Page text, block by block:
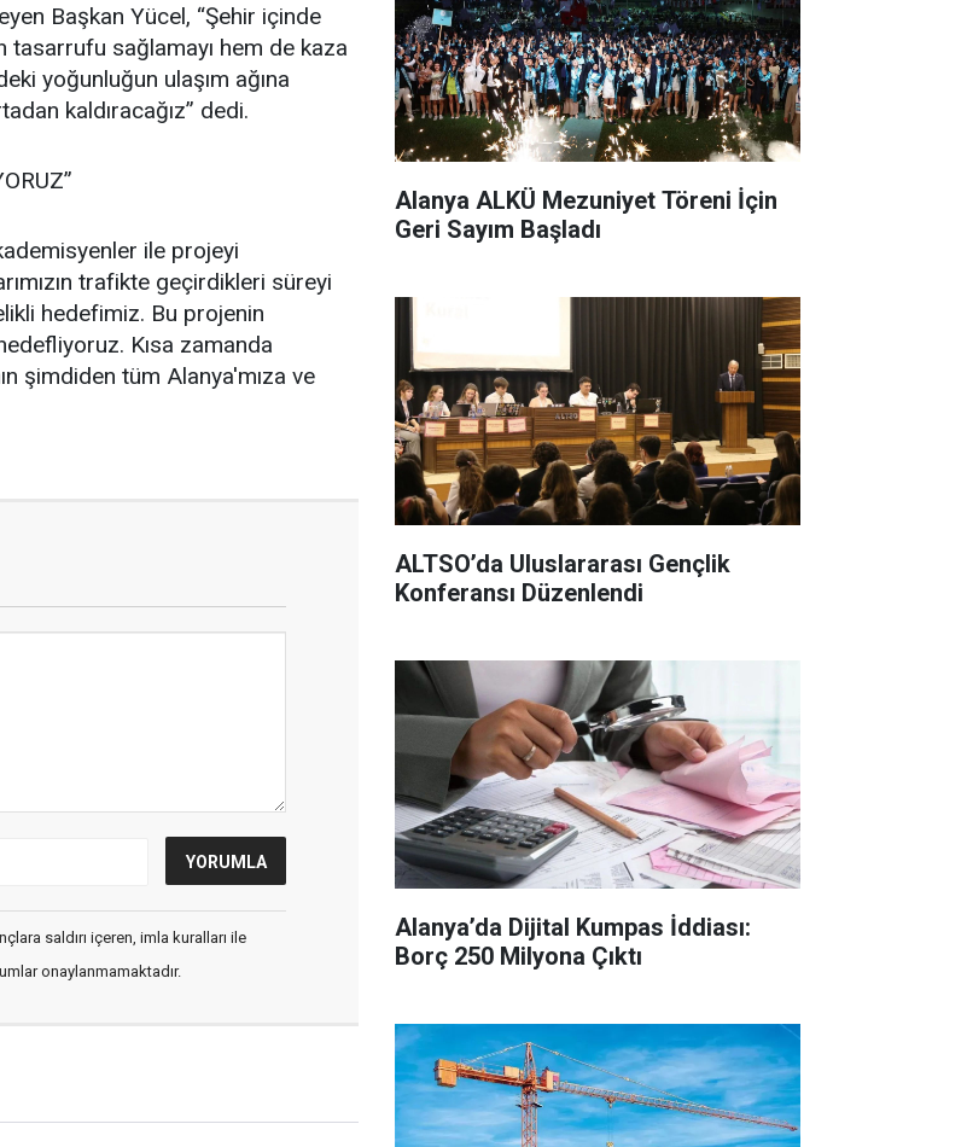
Başkan Yücel, “Şehir içinde
tasarrufu sağlamayı hem de kaza
yoğunluğun ulaşım ağına
kaldıracağız” dedi.
ile projeyi
trafikte geçirdikleri süreyi
hedefimiz. Bu projenin
Kısa zamanda
şimdiden tüm Alanya'mıza ve
saldırı içeren, imla kuralları ile
onaylanmamaktadır.
Alanya ALKÜ Mezuniyet Töreni İçin
Geri Sayım Başladı
ALTSO’da Uluslararası Gençlik
Konferansı Düzenlendi
Alanya’da Dijital Kumpas İddiası:
Borç 250 Milyona Çıktı